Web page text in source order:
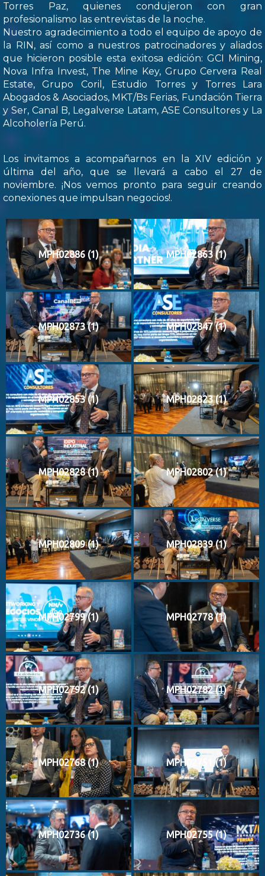
Torres Paz, quienes condujeron con gran
profesionalismo las entrevistas de la noche.
Nuestro agradecimiento a todo el equipo de apoyo de
la RIN, así como a nuestros patrocinadores y aliados
que hicieron posible esta exitosa edición: GCI Mining,
Nova Infra Invest, The Mine Key, Grupo Cervera Real
Estate, Grupo Coril, Estudio Torres y Torres Lara
Abogados & Asociados, MKT/Bs Ferias, Fundación Tierra
y Ser, Canal B, Legalverse Latam, ASE Consultores y La
Alcoholería Perú.
Los invitamos a acompañarnos en la XIV edición y
última del año, que se llevará a cabo el 27 de
noviembre. ¡Nos vemos pronto para seguir creando
conexiones que impulsan negocios!.
MPH02886 (1) MPH02863 (1)
MPH02873 (1) MPH02847 (1)
MPH02853 (1) MPH02823 (1)
MPH02828 (1) MPH02802 (1)
MPH02809 (1) MPH02839 (1)
MPH02799 (1) MPH02778 (1)
MPH02792 (1) MPH02782 (1)
MPH02768 (1) MPH02751 (1)
MPH02736 (1) MPH02755 (1)